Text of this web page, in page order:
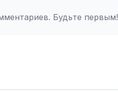
Будьте первым!